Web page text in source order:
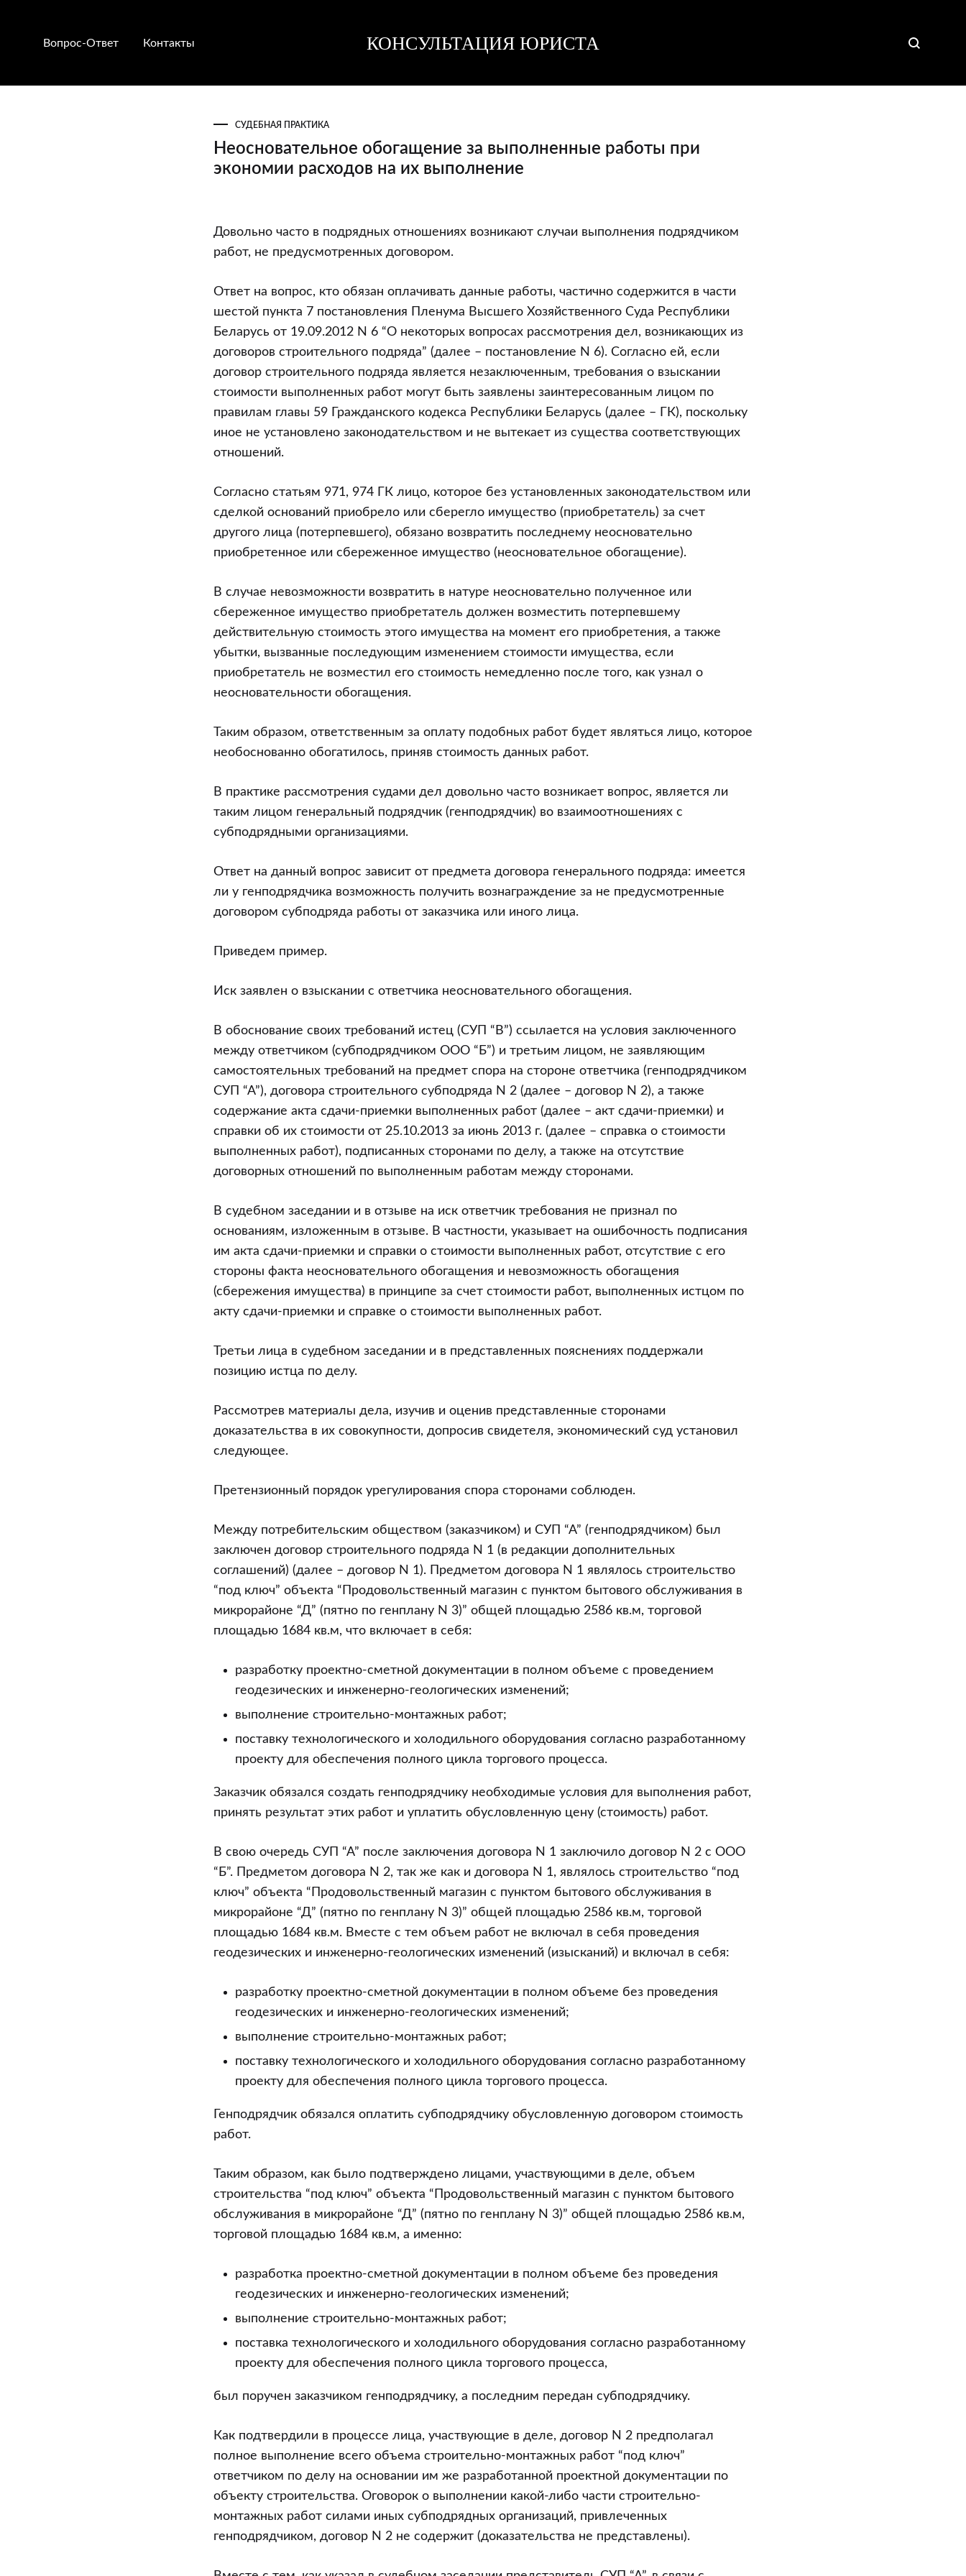
Вопрос-Ответ Контакты КОНСУЛЬТАЦИЯ ЮРИСТА
юриста
юриста
СУДЕБНАЯ ПРАКТИКА
Неосновательное обогащение за выполненные работы при
экономии расходов на их выполнение
Неосновательное
обогащение
выполненные
работы
при
экономии
расходов
на
их
выполнение
Довольно часто в подрядных отношениях возникают случаи выполнения подрядчиком
работ, не предусмотренных договором.
Ответ на вопрос, кто обязан оплачивать данные работы, частично содержится в части
шестой пункта 7 постановления Пленума Высшего Хозяйственного Суда Республики
Беларусь от 19.09.2012 N 6 “О некоторых вопросах рассмотрения дел, возникающих из
договоров строительного подряда” (далее – постановление N 6). Согласно ей, если
договор строительного подряда является незаключенным, требования о взыскании
стоимости выполненных работ могут быть заявлены заинтересованным лицом по
правилам главы 59 Гражданского кодекса Республики Беларусь (далее – ГК), поскольку
иное не установлено законодательством и не вытекает из существа соответствующих
отношений.
Согласно статьям 971, 974 ГК лицо, которое без установленных законодательством или
сделкой оснований приобрело или сберегло имущество (приобретатель) за счет
другого лица (потерпевшего), обязано возвратить последнему неосновательно
приобретенное или сбереженное имущество (неосновательное обогащение).
В случае невозможности возвратить в натуре неосновательно полученное или
сбереженное имущество приобретатель должен возместить потерпевшему
действительную стоимость этого имущества на момент его приобретения, а также
убытки, вызванные последующим изменением стоимости имущества, если
приобретатель не возместил его стоимость немедленно после того, как узнал о
неосновательности обогащения.
Таким образом, ответственным за оплату подобных работ будет являться лицо, которое
необоснованно обогатилось, приняв стоимость данных работ.
В практике рассмотрения судами дел довольно часто возникает вопрос, является ли
таким лицом генеральный подрядчик (генподрядчик) во взаимоотношениях с
субподрядными организациями.
Ответ на данный вопрос зависит от предмета договора генерального подряда: имеется
ли у генподрядчика возможность получить вознаграждение за не предусмотренные
договором субподряда работы от заказчика или иного лица.
Приведем пример.
Иск заявлен о взыскании с ответчика неосновательного обогащения.
В обоснование своих требований истец (СУП “В”) ссылается на условия заключенного
между ответчиком (субподрядчиком ООО “Б”) и третьим лицом, не заявляющим
самостоятельных требований на предмет спора на стороне ответчика (генподрядчиком
СУП “А”), договора строительного субподряда N 2 (далее – договор N 2), а также
содержание акта сдачи-приемки выполненных работ (далее – акт сдачи-приемки) и
справки об их стоимости от 25.10.2013 за июнь 2013 г. (далее – справка о стоимости
выполненных работ), подписанных сторонами по делу, а также на отсутствие
договорных отношений по выполненным работам между сторонами.
В судебном заседании и в отзыве на иск ответчик требования не признал по
основаниям, изложенным в отзыве. В частности, указывает на ошибочность подписания
им акта сдачи-приемки и справки о стоимости выполненных работ, отсутствие с его
стороны факта неосновательного обогащения и невозможность обогащения
(сбережения имущества) в принципе за счет стоимости работ, выполненных истцом по
акту сдачи-приемки и справке о стоимости выполненных работ.
Третьи лица в судебном заседании и в представленных пояснениях поддержали
позицию истца по делу.
Рассмотрев материалы дела, изучив и оценив представленные сторонами
доказательства в их совокупности, допросив свидетеля, экономический суд установил
следующее.
Претензионный порядок урегулирования спора сторонами соблюден.
Между потребительским обществом (заказчиком) и СУП “А” (генподрядчиком) был
заключен договор строительного подряда N 1 (в редакции дополнительных
соглашений) (далее – договор N 1). Предметом договора N 1 являлось строительство
“под ключ” объекта “Продовольственный магазин с пунктом бытового обслуживания в
микрорайоне “Д” (пятно по генплану N 3)” общей площадью 2586 кв.м, торговой
площадью 1684 кв.м, что включает в себя:
разработку проектно-сметной документации в полном объеме с проведением
геодезических и инженерно-геологических изменений;
выполнение строительно-монтажных работ;
поставку технологического и холодильного оборудования согласно разработанному
проекту для обеспечения полного цикла торгового процесса.
Заказчик обязался создать генподрядчику необходимые условия для выполнения работ,
принять результат этих работ и уплатить обусловленную цену (стоимость) работ.
В свою очередь СУП “А” после заключения договора N 1 заключило договор N 2 с ООО
“Б”. Предметом договора N 2, так же как и договора N 1, являлось строительство “под
ключ” объекта “Продовольственный магазин с пунктом бытового обслуживания в
микрорайоне “Д” (пятно по генплану N 3)” общей площадью 2586 кв.м, торговой
площадью 1684 кв.м. Вместе с тем объем работ не включал в себя проведения
геодезических и инженерно-геологических изменений (изысканий) и включал в себя:
разработку проектно-сметной документации в полном объеме без проведения
геодезических и инженерно-геологических изменений;
выполнение строительно-монтажных работ;
поставку технологического и холодильного оборудования согласно разработанному
проекту для обеспечения полного цикла торгового процесса.
Генподрядчик обязался оплатить субподрядчику обусловленную договором стоимость
работ.
Таким образом, как было подтверждено лицами, участвующими в деле, объем
строительства “под ключ” объекта “Продовольственный магазин с пунктом бытового
обслуживания в микрорайоне “Д” (пятно по генплану N 3)” общей площадью 2586 кв.м,
торговой площадью 1684 кв.м, а именно:
разработка проектно-сметной документации в полном объеме без проведения
геодезических и инженерно-геологических изменений;
выполнение строительно-монтажных работ;
поставка технологического и холодильного оборудования согласно разработанному
проекту для обеспечения полного цикла торгового процесса,
был поручен заказчиком генподрядчику, а последним передан субподрядчику.
Как подтвердили в процессе лица, участвующие в деле, договор N 2 предполагал
полное выполнение всего объема строительно-монтажных работ “под ключ”
ответчиком по делу на основании им же разработанной проектной документации по
объекту строительства. Оговорок о выполнении какой-либо части строительно-
монтажных работ силами иных субподрядных организаций, привлеченных
генподрядчиком, договор N 2 не содержит (доказательства не представлены).